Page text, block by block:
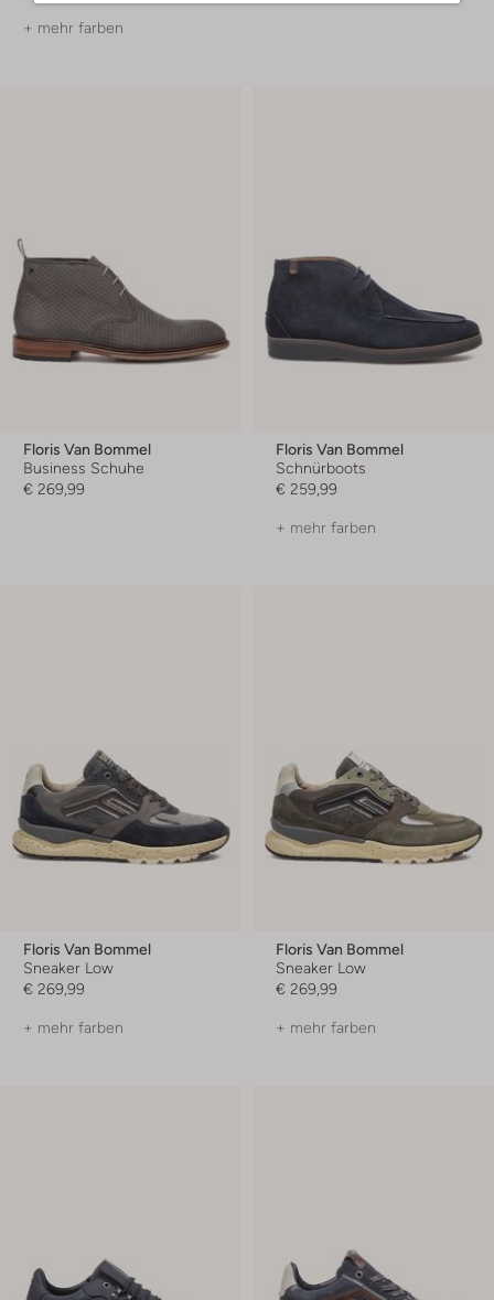
+ mehr farben
Floris Van Bommel
Business Schuhe
€ 269,99
Floris Van Bommel
Schnürboots
€ 259,99
+ mehr farben
Floris Van Bommel
Sneaker Low
€ 269,99
+ mehr farben
Floris Van Bommel
Sneaker Low
€ 269,99
+ mehr farben